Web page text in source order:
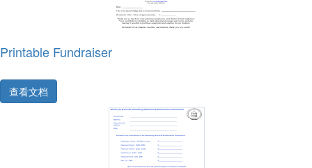
Printable Fundraiser
查看文档